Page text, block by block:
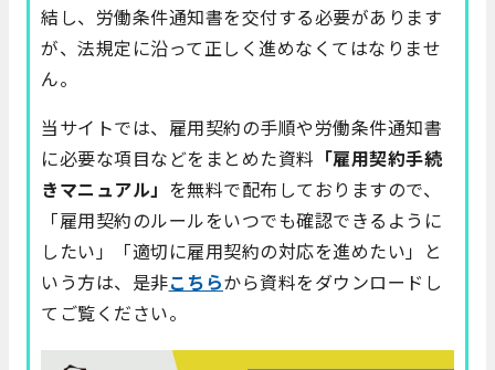
結し、労働条件通知書を交付する必要があります
が、法規定に沿って正しく進めなくてはなりませ
ん。
当サイトでは、雇用契約の手順や労働条件通知書
に必要な項目などをまとめた資料 「雇用契約手続
きマニュアル」 を無料で配布しておりますので、
「雇用契約のルールをいつでも確認できるように
したい」「適切に雇用契約の対応を進めたい」と
いう方は、是非こちらから資料をダウンロードし
てご覧ください。